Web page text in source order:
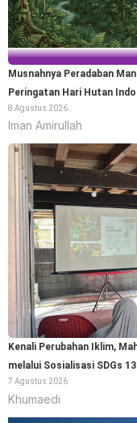
Musnahnya Peradaban
Peringatan Hari Hutan
8 Agustus 2026
Iman Amirullah
Kenali Perubahan Iklim,
melalui Sosialisasi SDGs
7 Agustus 2026
Khumaedi